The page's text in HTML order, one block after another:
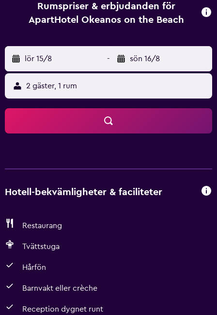
ApartHotel Okeanos on the Beach kan uppleva kosher på
restaurangen som ligger på området. Det ligger perfekt till
än 30-minuters bilfärd från Ben Gurion internationella
flygplats. Den vänliga personalen vid resedisken hjälper
dig gärna att boka utflykter och sightseeing i Herzliya.
Rumspriser & erbjudanden för
ApartHotel Okeanos on the Beach
lör 15/8 - sön 16/8
2 gäster, 1 rum
Hotell-bekvämligheter & faciliteter
Restaurang
Tvättstuga
Hårfön
Barnvakt eller crèche
Reception dygnet runt